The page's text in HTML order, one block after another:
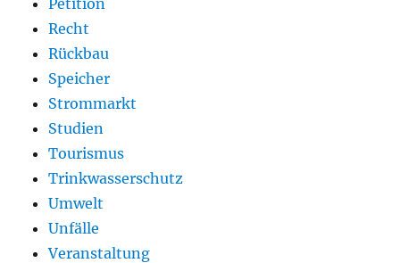
Recht
Rückbau
Speicher
Strommarkt
Studien
Tourismus
Trinkwasserschutz
Umwelt
Unfälle
Veranstaltung